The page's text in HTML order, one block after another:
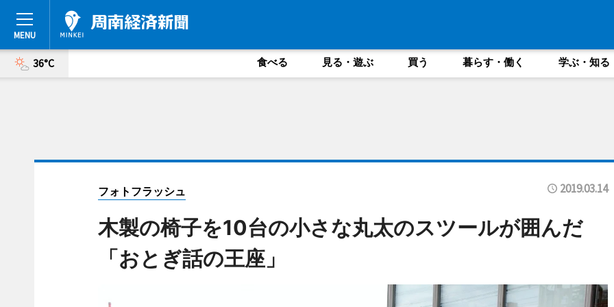
36°C 食べる 見る・遊ぶ 買う 暮らす・働く 学ぶ・知る
フォトフラッシュ 2019.03.14
木製の椅子を10台の小さな丸太のスツールが囲んだ
「おとぎ話の王座」